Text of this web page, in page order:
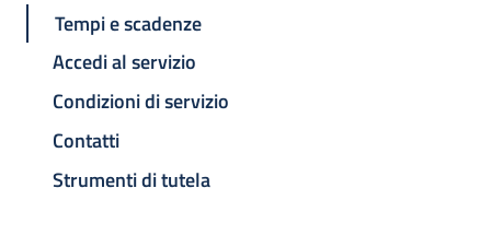
Tempi e scadenze
Accedi al servizio
Condizioni di servizio
Contatti
Strumenti di tutela